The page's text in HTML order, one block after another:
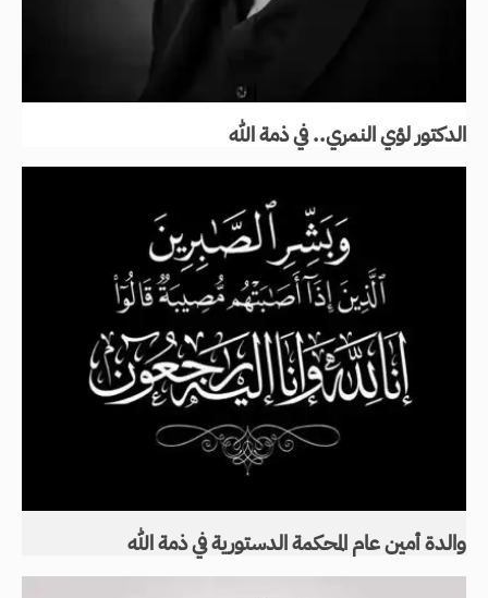
الدكتور لؤي النمري.. في ذمة الله
والدة أمين عام المحكمة الدستورية في ذمة الله